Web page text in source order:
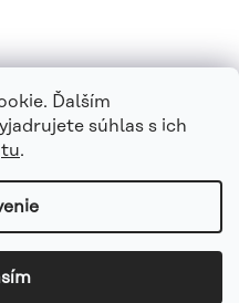
Ďalším
súhlas s ich
tu.
|
práva vyhradené.